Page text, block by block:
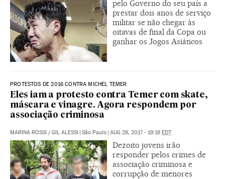
pelo Governo do seu país a
prestar dois anos de serviço
militar se não chegar às
oitavas de final da Copa ou
ganhar os Jogos Asiáticos
PROTESTOS DE 2016 CONTRA MICHEL TEMER
Eles iam a protesto contra Temer com skate,
máscara e vinagre. Agora respondem por
associação criminosa
MARINA ROSSI / GIL ALESSI | São Paulo | AUG 28, 2017 - 19:18 EDT
Dezoito jovens irão
responder pelos crimes de
associação criminosa e
corrupção de menores